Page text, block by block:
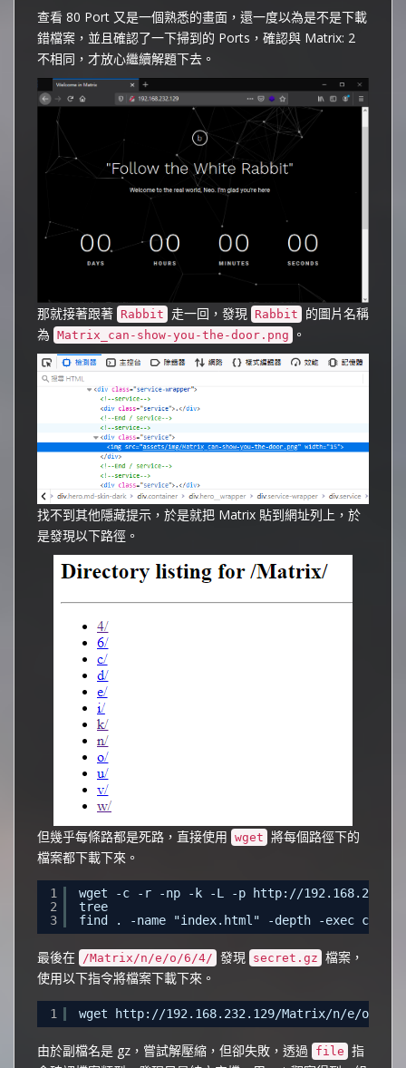
查看 80 Port 又是一個熟悉的畫面，還一度以為是不是下載
錯檔案，並且確認了一下掃到的 Ports，確認與 Matrix: 2
不相同，才放心繼續解題下去。
那就接著跟著 Rabbit 走一回，發現 Rabbit
的圖片名稱
為 Matrix_can-show-you-the-door.png 。
找不到其他隱藏提示，於是就把 Matrix 貼到網址列上，於
是發現以下路徑。
但幾乎每條路都是死路，直接使用 wget 將每個路徑下的
檔案都下載下來。
1
2
3
wget -c -r -np -k -L -p
http://
tree
find . -name "index.html" -depth -exec cat
最後在 /Matrix/n/e/o/6/4/ 發現 secret.gz 檔案，
使用以下指令將檔案下載下來。
1 wget http://192.168.232.129/Matrix/n/e/o/6/
由於副檔名是 gz，嘗試解壓縮，但卻失敗，透過 file 指